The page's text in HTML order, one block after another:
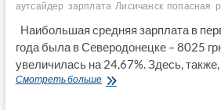
аутсайдер зарплата Лисичанск попасная
Наибольшая средняя зарплата в
года была в Северодонецке – 8025
увеличилась на 24,67%. Здесь,
Смотреть большеПо